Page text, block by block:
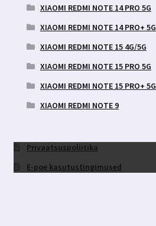
XIAOMI REDMI NOTE 14 PRO 5G
XIAOMI REDMI NOTE 14 PRO+ 5G
XIAOMI REDMI NOTE 15 4G/5G
XIAOMI REDMI NOTE 15 PRO 5G
XIAOMI REDMI NOTE 15 PRO+ 5G
XIAOMI REDMI NOTE 9
Privaatsuspoliitika
E-poe kasutustingimused